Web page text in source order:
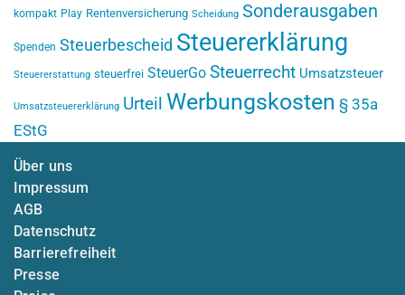
kompakt Play Rentenversicherung Scheidung Sonderausgaben
Spenden Steuerbescheid Steuererklärung
Steuererstattung steuerfrei SteuerGo Steuerrecht Umsatzsteuer
Umsatzsteuererklärung Urteil Werbungskosten § 35a
EStG
Über uns
Impressum
AGB
Datenschutz
Barrierefreiheit
Presse